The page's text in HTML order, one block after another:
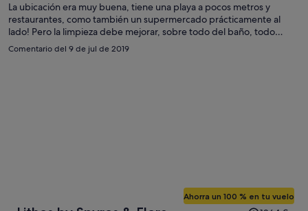
persona
La ubicación era muy buena, tiene una playa a pocos metros y
restaurantes, como también un supermercado prácticamente al
lado! Pero la limpieza debe mejorar, sobre todo del baño, todo
estaba oxidado y colocar una ducha en el baño.
Comentario del 9 de jul de 2019
Ahorra un 100 % en tu vuelo